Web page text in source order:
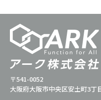
〒541-0052
大阪府大阪市中央区安土町3丁